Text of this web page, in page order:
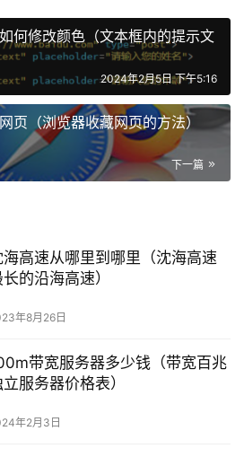
何修改颜色（文本框内的提示文
2024年2月5日 下午5:16
页（浏览器收藏网页的方法）
下一篇
海高速从哪里到哪里（沈海高速
的沿海高速）
年8月26日
带宽服务器多少钱（带宽百兆
服务器价格表）
年2月3日